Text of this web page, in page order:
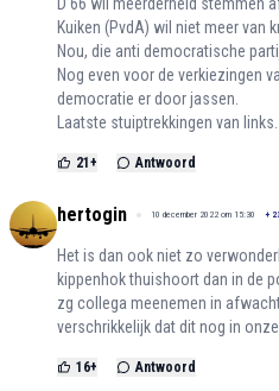
D'66 wil meerderheid stemmen
Kuiken (PvdA) wil niet meer van
Nou, die anti democratische
Nog even voor de verkiezingen
democratie er door jassen.
Laatste stuiptrekkingen van links.
21 + Antwoord
hertogin 10 december 2022 om 15:30 +
Het is dan ook niet zo
kippenhok thuishoort dan in de
zg collega meenemen in
verschrikkelijk dat dit nog in
16+ Antwoord